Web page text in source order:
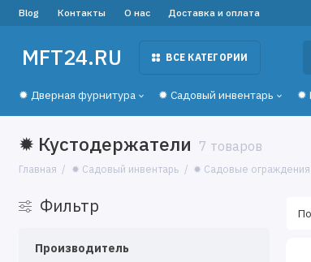
Blog Контакты О нас Доставка и оплата
MFT24.RU ВСЕ КАТЕГОРИИ
✹ Дверная фурнитура ✹ Садовый инвентарь ✹
✹ Кустодержатели 7 товаров
Главная ✹ Садовый инвентарь ✹ Садовые ограждения
Фильтр
Производитель